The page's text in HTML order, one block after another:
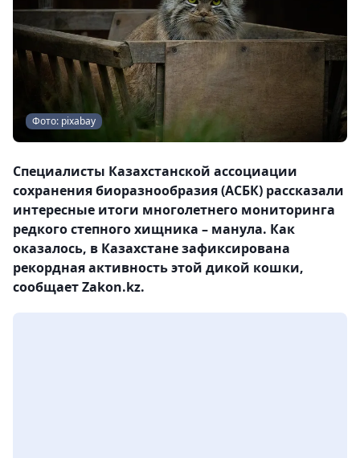
Фото: pixabay
Специалисты Казахстанской ассоциации
сохранения биоразнообразия (АСБК) рассказали
интересные итоги многолетнего мониторинга
редкого степного хищника – манула. Как
оказалось, в Казахстане зафиксирована
рекордная активность этой дикой кошки,
сообщает Zakon.kz.